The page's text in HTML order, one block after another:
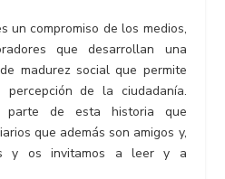
un compromiso de los medios,
que desarrollan una
madurez social que permite
de la ciudadanía.
parte de esta historia que
que además son amigos y,
y os invitamos a leer y a